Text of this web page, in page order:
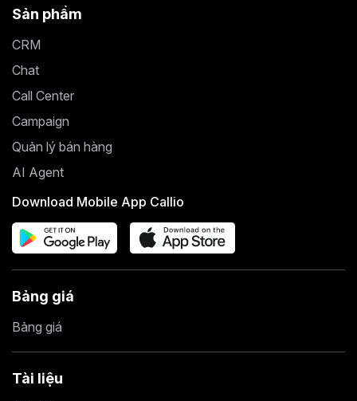
Sản phẩm
CRM
Chat
Call Center
Campaign
Quản lý bán hàng
AI Agent
Download Mobile App Callio
Bảng giá
Bảng giá
Tài liệu